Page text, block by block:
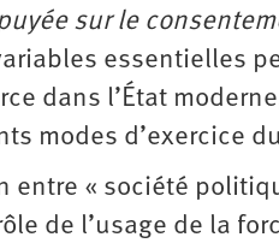
sur le
essentielles
dans l’État
modes d’exercice
« société
de l’usage de la